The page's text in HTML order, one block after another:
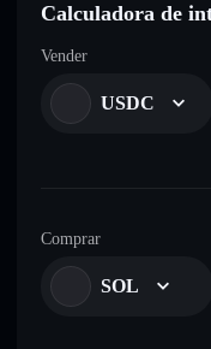
Calculadora de
Vender
USDC
Comprar
SOL